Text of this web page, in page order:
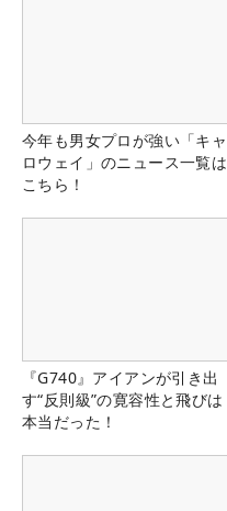
今年も男女プロが強い「キャ
ロウェイ」のニュース一覧は
こちら！
『G740』アイアンが引き出
す“反則級”の寛容性と飛びは
本当だった！